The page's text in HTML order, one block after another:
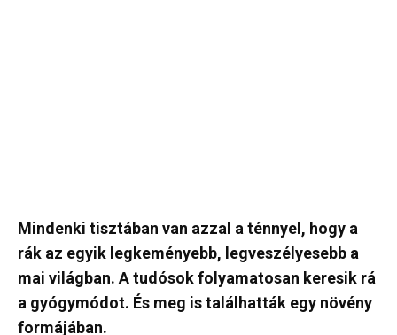
Mindenki tisztában van azzal a ténnyel, hogy a
rák az egyik legkeményebb, legveszélyesebb a
mai világban. A tudósok folyamatosan keresik rá
a gyógymódot. És meg is találhatták egy növény
formájában.